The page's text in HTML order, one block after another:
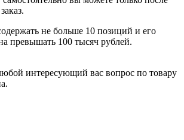
не больше 10 позиций и его
превышать 100 тысяч рублей.
интересующий вас вопрос по товару